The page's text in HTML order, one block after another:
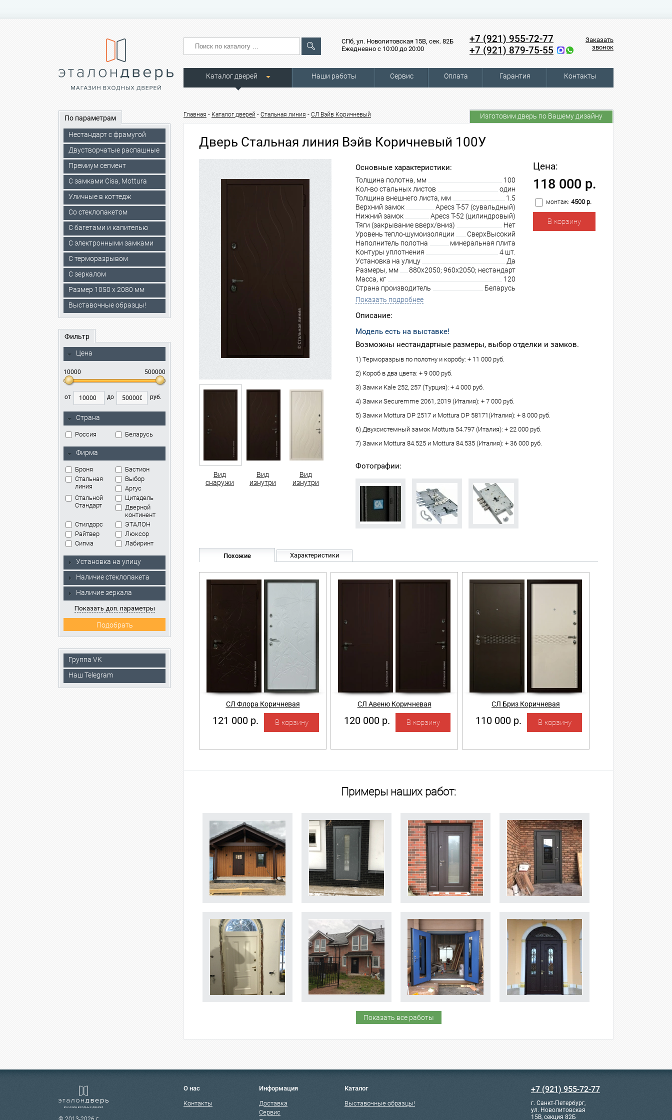
СПб, ул. Новолитовская 15В, сек. 82Б
Ежедневно с 10:00 до 20:00
+7 (921) 955-72-77
+7 (921) 879-75-55
Заказать
звонок
Каталог дверей Наши работы Сервис Оплата Гарантия Контакты
По параметрам
Нестандарт с фрамугой
Двустворчатые распашные
Премиум сегмент
C замками Cisa, Mottura
Уличные в коттедж
Со стеклопакетом
С багетами и капителью
C электронными замками
С терморазрывом
С зеркалом
Размер 1050 х 2080 мм
Выставочные образцы!
Фильтр
Цена
10000 500000
от до руб.
Страна
Россия Беларусь
Фирма
Броня
Бастион
Стальная
линия
Выбор
Аргус
Стальной
Стандарт
Цитадель
Дверной
континент
Стилдорс
ЭТАЛОН
Райтвер
Люксор
Сигма
Лабиринт
Установка на улицу
Наличие стеклопакета
Наличие зеркала
Показать доп. параметры
Группа VK
Наш Telegram
Главная - Каталог дверей - Стальная линия - СЛ Вэйв Коричневый Изготовим дверь по Вашему дизайну
Дверь Стальная линия Вэйв Коричневый 100У
Вид
снаружи
Вид
изнутри
Вид
изнутри
Основные характеристики:
Толщина полотна, мм
100
Кол-во стальных листов
один
Толщина внешнего листа, мм
1.5
Верхний замок
Apecs T-57 (сувальдный)
Нижний замок
Apecs T-52 (цилиндровый)
Тяги (закрывание вверх/вниз)
Нет
Уровень тепло-шумоизоляции
СверхВысокий
Наполнитель полотна
минеральная плита
Контуры уплотнения
4 шт.
Установка на улицу
Да
Размеры, мм
880х2050; 960х2050; нестандарт
Масса, кг
120
Страна производитель
Беларусь
Показать подробнее
Цена:
118 000 р.
монтаж: 4500 р.
Описание:
Модель есть на выставке!
Возможны нестандартные размеры, выбор отделки и замков.
1) Терморазрыв по полотну и коробу: + 11 000 руб.
2) Короб в два цвета: + 9 000 руб.
3) Замки Kale 252, 257 (Турция): + 4 000 руб.
4) Замки Securemme 2061, 2019 (Италия): + 7 000 руб.
5) Замки Mottura DP 2517 и Mottura DP 58171(Италия): + 8 000 руб.
6) Двухсистемный замок Mottura 54.797 (Италия): + 22 000 руб.
7) Замки Mottura 84.525 и Mottura 84.535 (Италия): + 36 000 руб.
Фотографии:
Похожие Характеристики
СЛ Флора Коричневая
121 000 р.
СЛ Авеню Коричневая
120 000 р.
СЛ Бриз Коричневая
110 000 р.
Примеры наших работ:
Показать все работы
О нас
Контакты
Информация
Доставка
Сервис
Каталог
Выставочные образцы!
+7 (921) 955-72-77
г. Санкт-Петербург,
ул. Новолитовская
15В, секция 82Б